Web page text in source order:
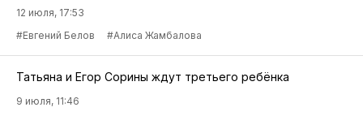
12 июля, 17:53
#Евгений Белов
#Алиса Жамбалова
Татьяна и Егор Сорины ждут третьего ребёнка
9 июля, 11:46